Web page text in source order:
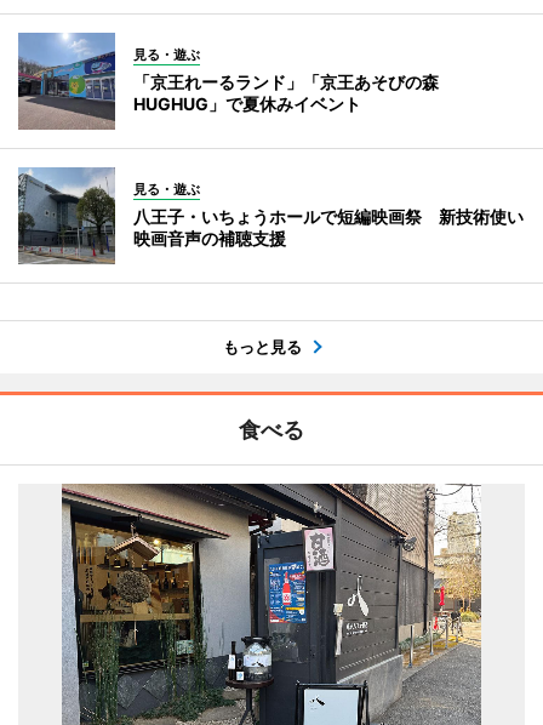
見る・遊ぶ
「京王れーるランド」「京王あそびの森
HUGHUG」で夏休みイベント
見る・遊ぶ
八王子・いちょうホールで短編映画祭 新技術使い
映画音声の補聴支援
もっと見る
食べる